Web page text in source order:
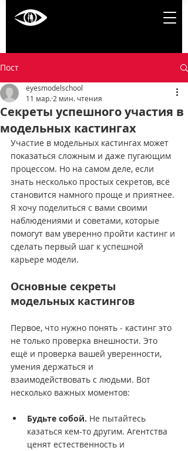
Пост
Секреты успешного участия в
модельных кастингах
eyesmodelschool
11 мар. 2 мин. чтения
Участие в модельных кастингах может
показаться сложным и даже пугающим
процессом. Но на самом деле, если
знать несколько простых секретов, всё
становится намного проще и приятнее.
Я хочу поделиться с вами своими
наблюдениями и советами, которые
помогут вам уверенно пройти кастинг и
сделать первый шаг к успешной
карьере модели.
Основные секреты
модельных кастингов
Первое, что нужно понять - кастинг это
не только проверка внешности. Это
ещё и проверка вашей уверенности,
умения держаться и
взаимодействовать с людьми. Вот
несколько важных моментов:
Будьте собой. Не пытайтесь
казаться кем-то другим. Агентства
ценят естественность и